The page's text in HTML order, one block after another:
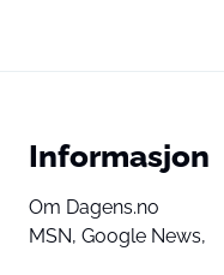
Informasjon
Om Dagens.no
MSN, Google News,